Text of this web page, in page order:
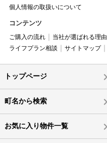
個人情報の取扱いについて
コンテンツ
ご購入の流れ 当社が選ばれる理由
ライフプラン相談
サイトマップ
トップページ
町名から検索
お気に入り物件一覧